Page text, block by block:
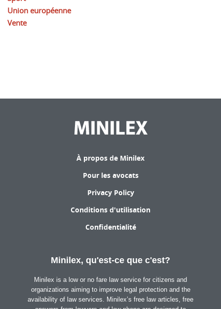
Union européenne
Vente
À propos de Minilex
Pour les avocats
Privacy Policy
Conditions d'utilisation
Confidentialité
Minilex, qu'est-ce que c'est?
Minilex is a low or no fare law service for citizens and
organizations aiming to improve legal protection and the
availability of law services. Minilex’s free law articles, free